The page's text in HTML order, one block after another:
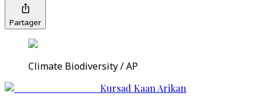
Partager
Climate Biodiversity / AP
Kursad Kaan Arikan